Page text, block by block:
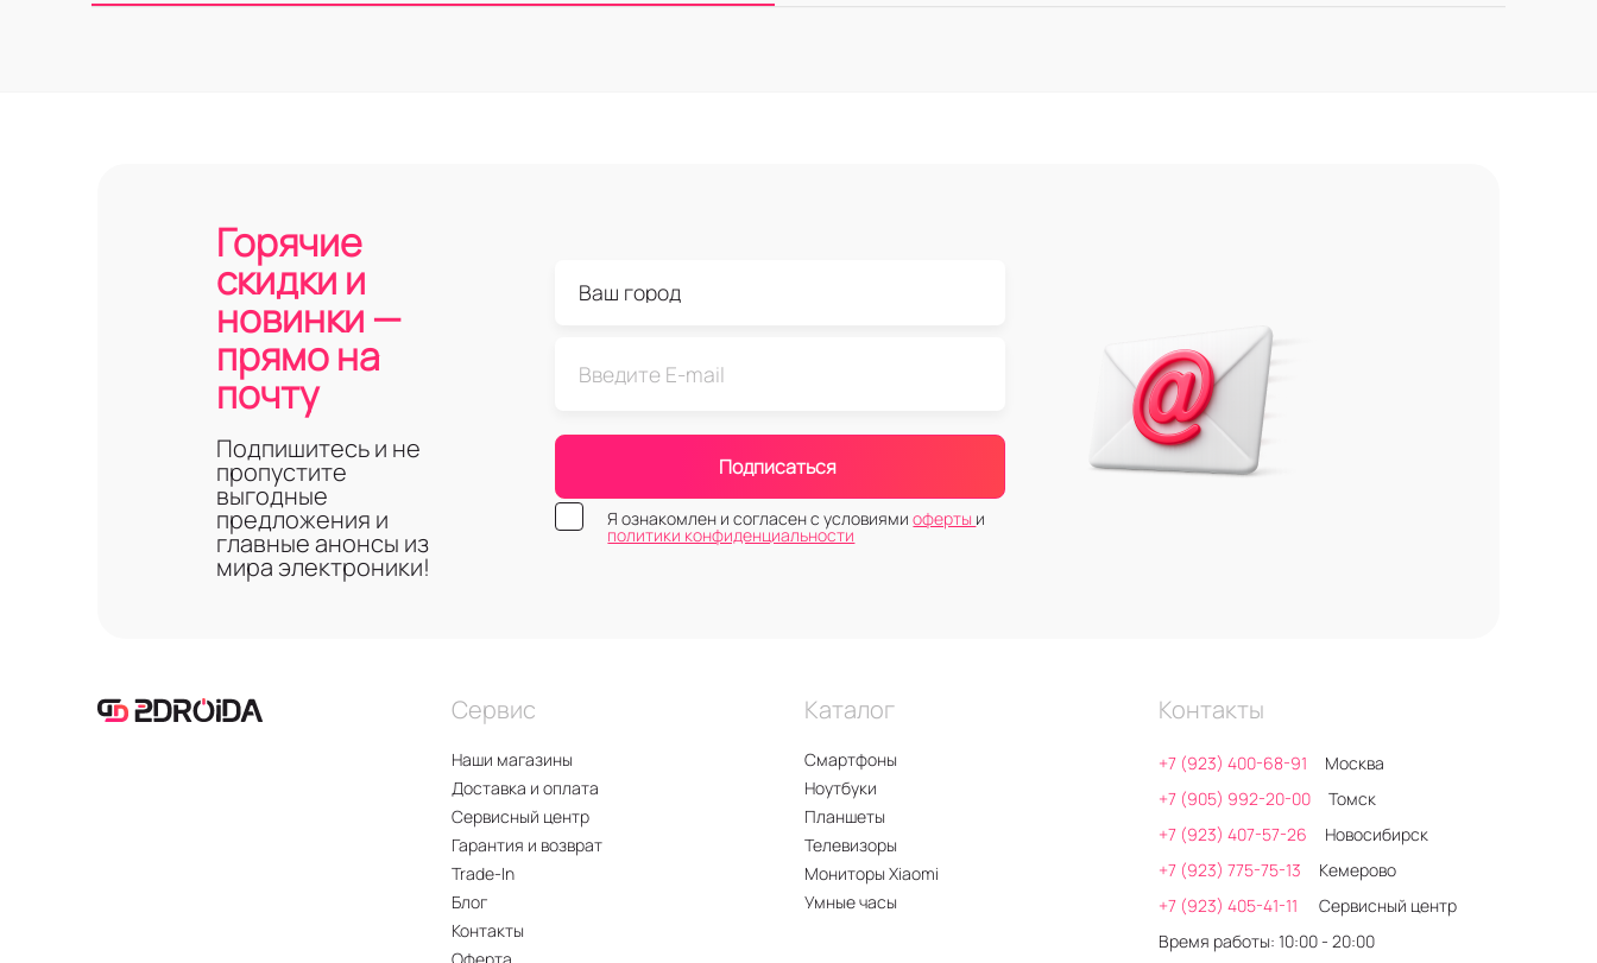
Горячие
скидки и
новинки —
прямо на
почту
Подпишитесь и не
пропустите
выгодные
предложения и
главные анонсы из
мира электроники!
Подписаться
Я ознакомлен и согласен с условиямиоферты и
политики конфиденциальности
Сервис
Наши магазины
Доставка и оплата
Сервисный центр
Гарантия и возврат
Trade-In
Блог
Контакты
Каталог
Смартфоны
Ноутбуки
Планшеты
Телевизоры
Мониторы Xiaomi
Умные часы
Контакты
+7 (923) 400-68-91
Москва
+7 (905) 992-20-00
Томск
+7 (923) 407-57-26
Новосибирск
+7 (923) 775-75-13
Кемерово
+7 (923) 405-41-11
Сервисный центр
Время работы: 10:00 - 20:00